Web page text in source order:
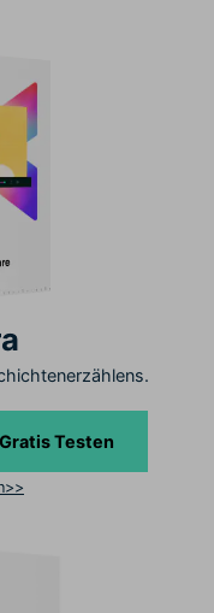
Gratis Testen